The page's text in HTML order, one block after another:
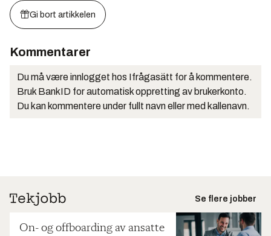
Gi bort artikkelen
Kommentarer
Du må være innlogget hos Ifrågasätt for å kommentere.
Bruk BankID for automatisk oppretting av brukerkonto.
Du kan kommentere under fullt navn eller med kallenavn.
Se flere jobber
On- og offboarding av ansatte